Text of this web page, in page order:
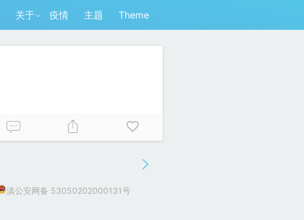
关于 疫情 主题 Theme
滇公安网备 53050202000131号